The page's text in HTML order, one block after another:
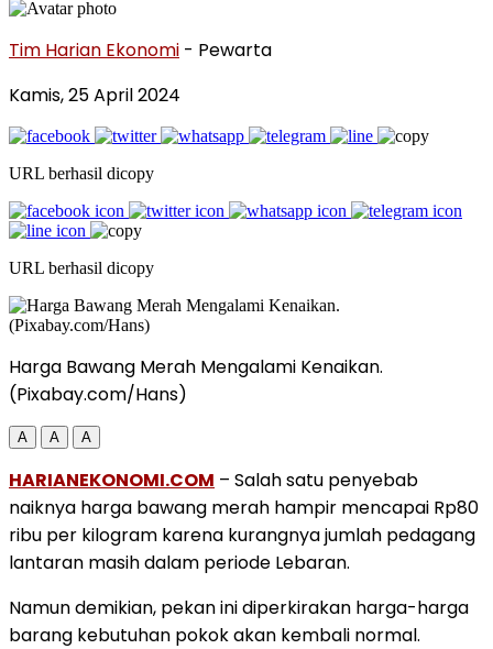
Tim Harian Ekonomi - Pewarta
Kamis, 25 April 2024
URL berhasil dicopy
URL berhasil dicopy
Harga Bawang Merah Mengalami Kenaikan.
(Pixabay.com/Hans)
A A A
HARIANEKONOMI.COM – Salah satu penyebab
naiknya harga bawang merah hampir mencapai Rp80
ribu per kilogram karena kurangnya jumlah pedagang
lantaran masih dalam periode Lebaran.
Namun demikian, pekan ini diperkirakan harga-harga
barang kebutuhan pokok akan kembali normal.